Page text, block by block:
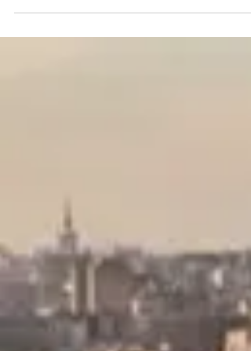
Contrairement aux logiciels de